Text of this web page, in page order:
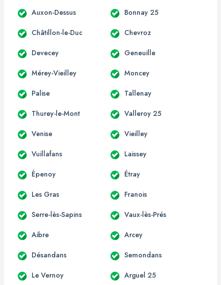
Auxon-Dessus Bonnay 25
Châtillon-le-Duc Chevroz
Devecey Geneuille
Mérey-Vieilley Moncey
Palise Tallenay
Thurey-le-Mont Valleroy 25
Venise Vieilley
Vuillafans Laissey
Épenoy Étray
Les Gras Franois
Serre-lès-Sapins Vaux-lès-Prés
Aibre Arcey
Désandans Semondans
Le Vernoy Arguel 25